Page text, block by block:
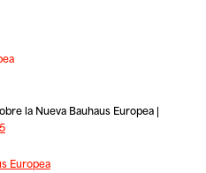
la Nueva Bauhaus Europea |
Europea